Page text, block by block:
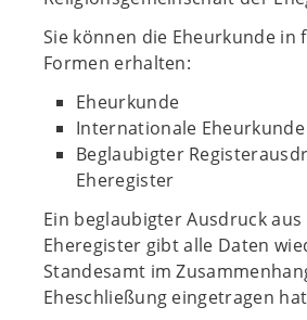
Sie können die Eheurkunde in
Formen erhalten:
Eheurkunde
Internationale Eheurkunde
Beglaubigter
Eheregister
Ein beglaubigter Ausdruck aus
Eheregister gibt alle Daten
Standesamt im
Eheschließung eingetragen